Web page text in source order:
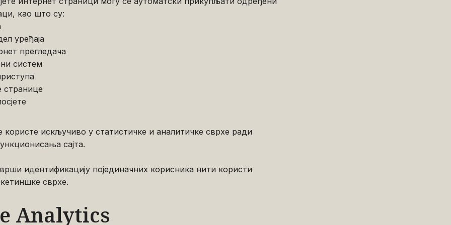
као што су:
уређаја
прегледача
систем
странице
искључиво у статистичке и аналитичке сврхе ради
сајта.
идентификацију појединачних корисника нити користи
сврхе.
Analytics